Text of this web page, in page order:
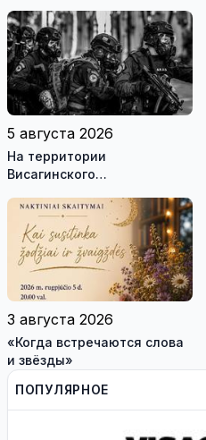
истории моды (видео)
5 августа 2026
На территории
Висагинского
международные
антитеррористические
учения «Baltic Shadow»
3 августа 2026
«Когда встречаются слова
и звёзды»
ПОПУЛЯРНОЕ